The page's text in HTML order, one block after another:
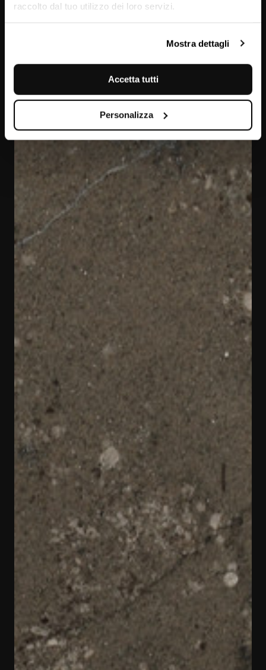
raccolto dal tuo utilizzo dei loro servizi.
Mostra dettagli
Accetta tutti
Personalizza
Grigio Antracite